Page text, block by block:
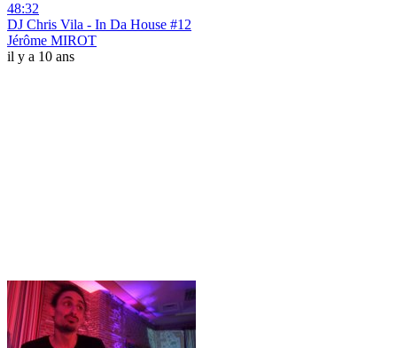
48:32
DJ Chris Vila - In Da House #12
Jérôme MIROT
il y a 10 ans